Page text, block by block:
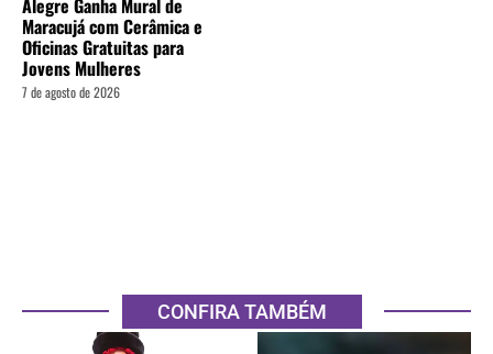
Alegre Ganha Mural de
Maracujá com Cerâmica e
Oficinas Gratuitas para
Jovens Mulheres
7 de agosto de 2026
CONFIRA TAMBÉM